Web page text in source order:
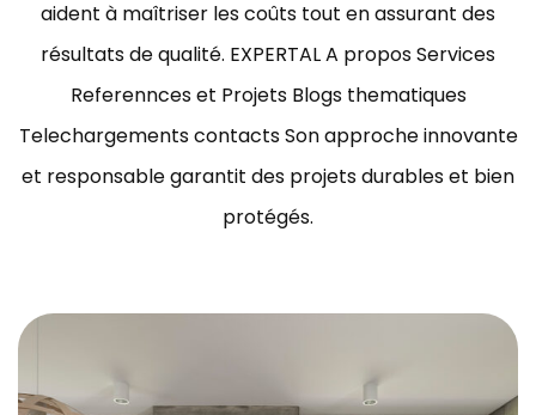
aident à maîtriser les coûts tout en assurant des
résultats de qualité. EXPERTAL A propos Services
Referennces et Projets Blogs thematiques
Telechargements contacts Son approche innovante
et responsable garantit des projets durables et bien
protégés.